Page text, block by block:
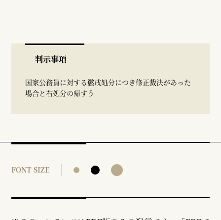
判示事項
国家公務員に対する懲戒処分につき修正裁決があった
場合と右処分の帰すう
FONT SIZE